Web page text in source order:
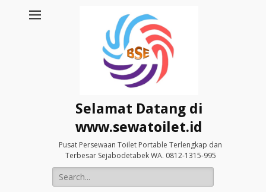
Selamat Datang di
www.sewatoilet.id
Pusat Persewaan Toilet Portable Terlengkap dan
Terbesar Sejabodetabek WA. 0812-1315-995
Search
for: